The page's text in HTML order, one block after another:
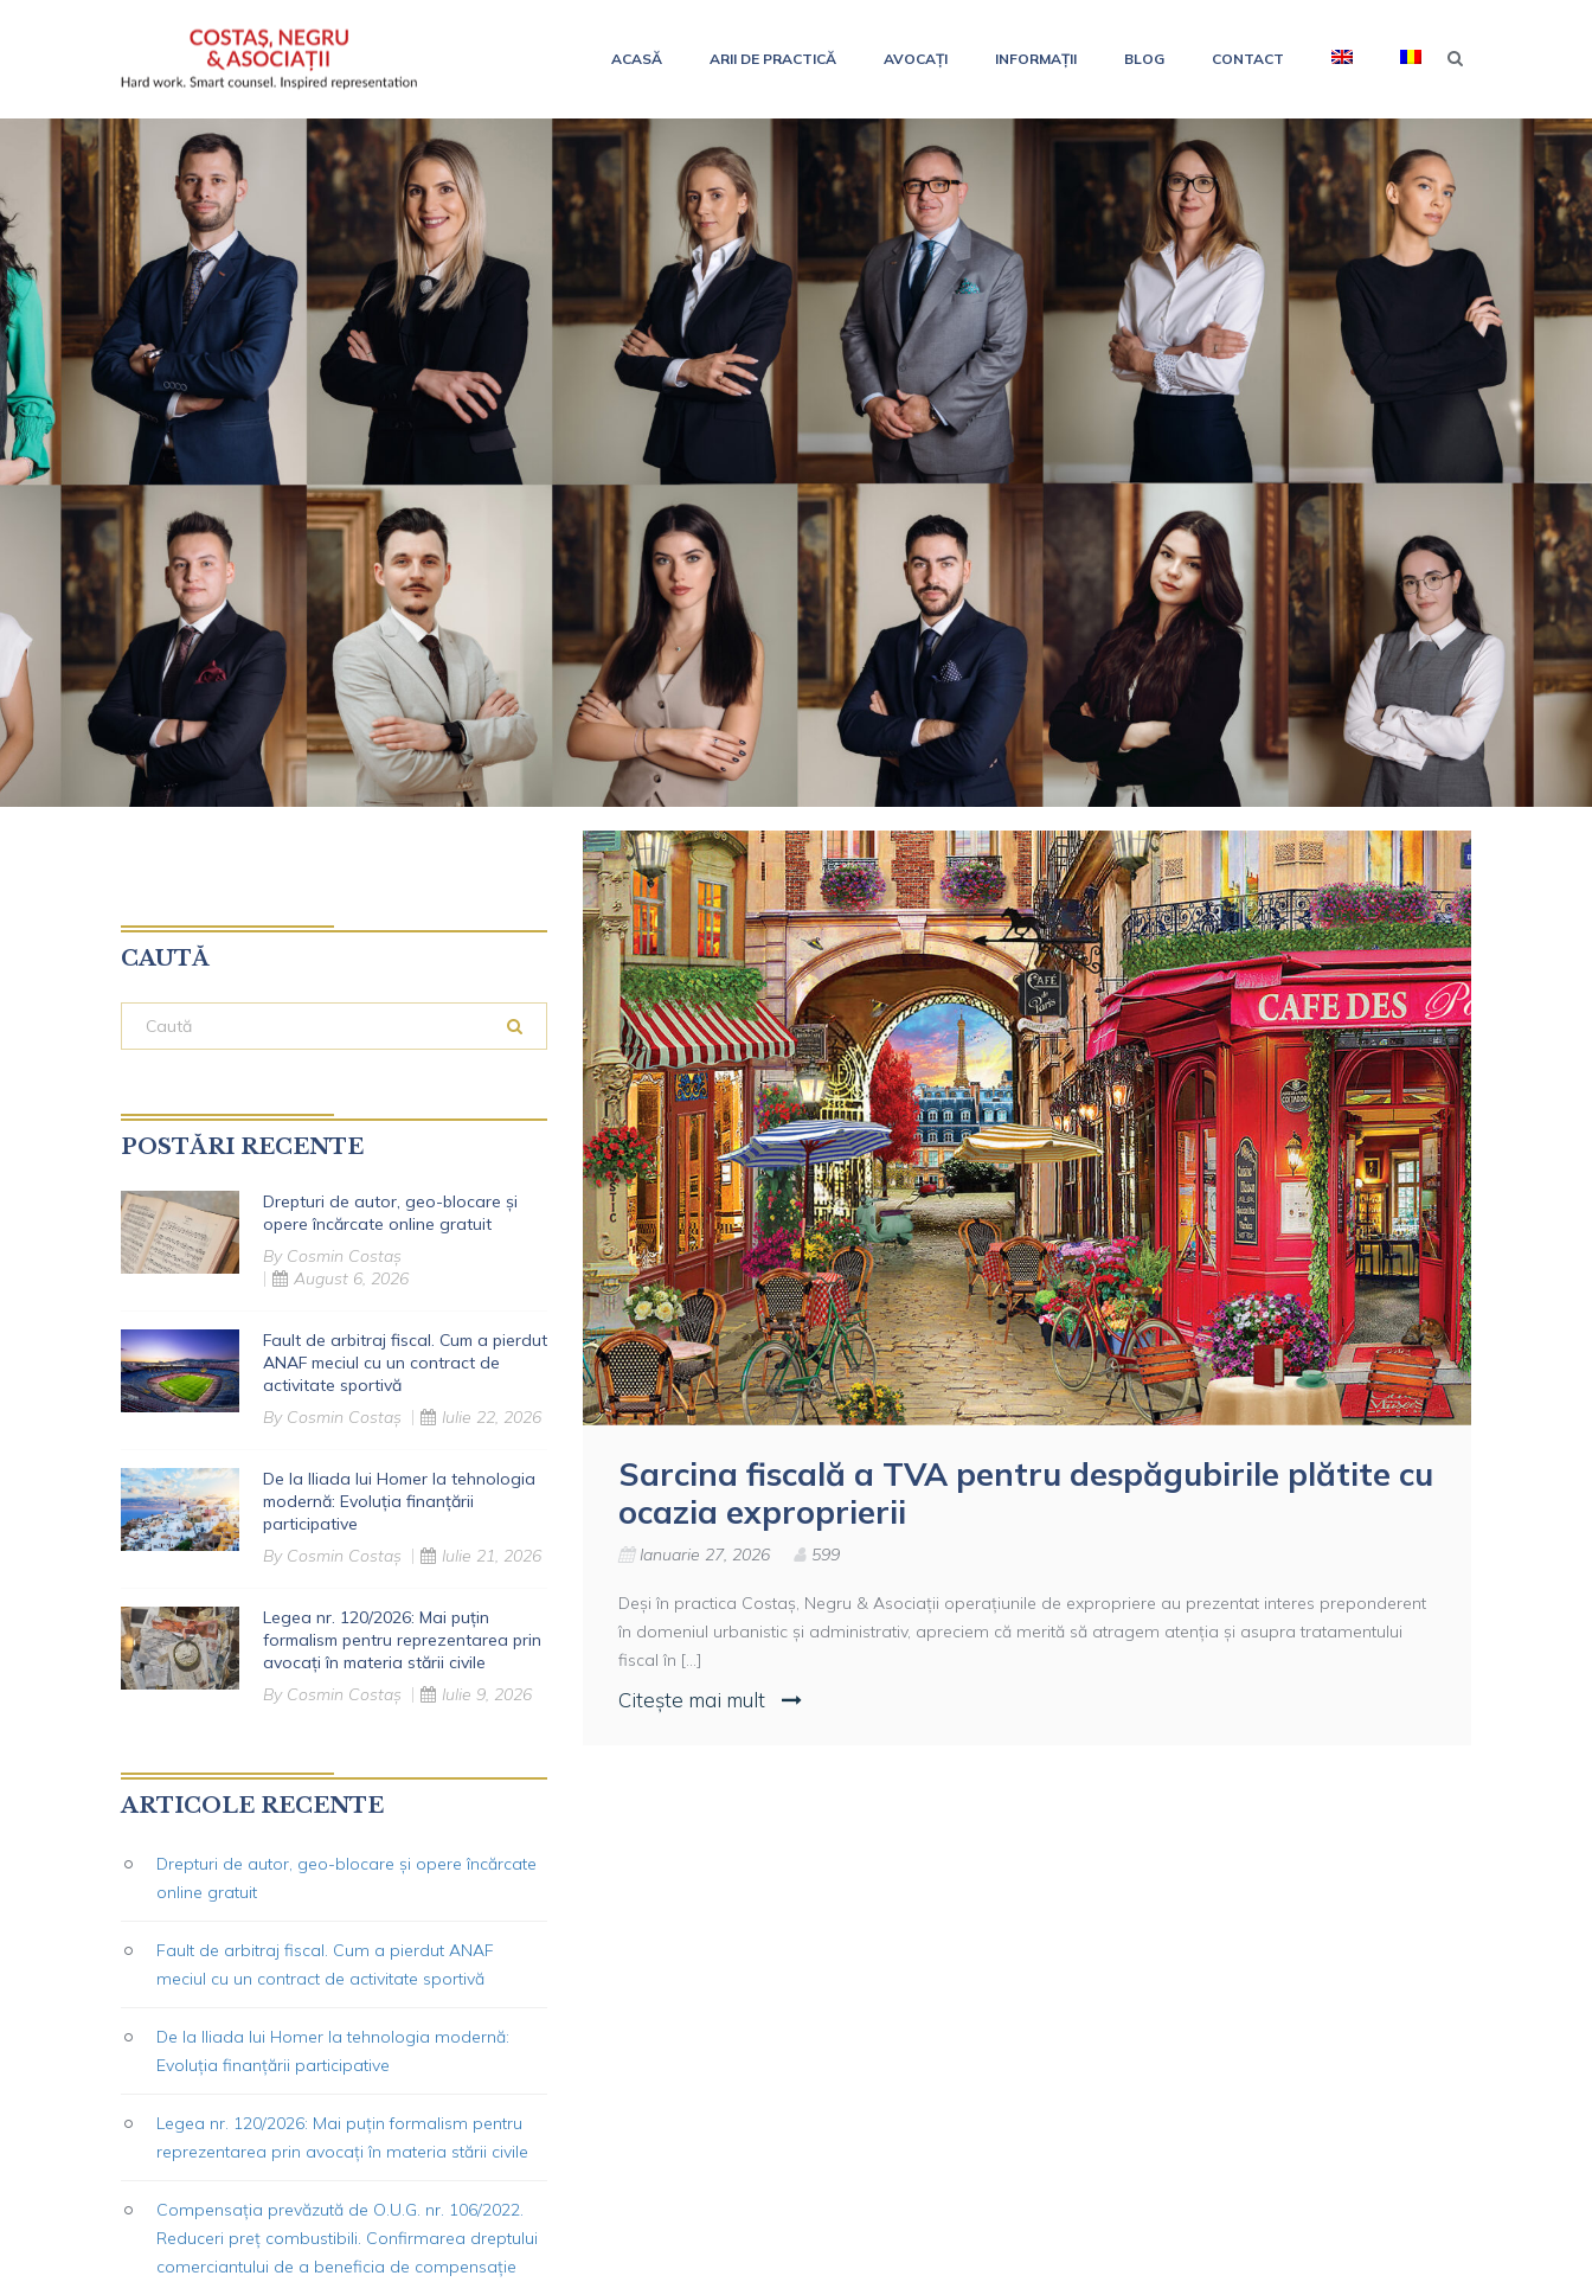
ACASĂ ARII DE PRACTICĂ AVOCAȚI INFORMAȚII BLOG CONTACT
Sarcina fiscală a TVA pentru despăgubirile plătite cu
ocazia exproprierii
Ianuarie 27, 2026 599
Deși în practica Costaș, Negru & Asociații operațiunile de expropriere au prezentat interes preponderent
în domeniul urbanistic și administrativ, apreciem că merită să atragem atenția și asupra tratamentului
fiscal în [...]
Citește mai mult
CAUTĂ
POSTĂRI RECENTE
Drepturi de autor, geo-blocare și
opere încărcate online gratuit
By Cosmin Costaș
August 6, 2026
Fault de arbitraj fiscal. Cum a pierdut
ANAF meciul cu un contract de
activitate sportivă
By Cosmin Costaș Iulie 22, 2026
De la Iliada lui Homer la tehnologia
modernă: Evoluția finanțării
participative
By Cosmin Costaș Iulie 21, 2026
Legea nr. 120/2026: Mai puțin
formalism pentru reprezentarea prin
avocați în materia stării civile
By Cosmin Costaș Iulie 9, 2026
ARTICOLE RECENTE
Drepturi de autor, geo-blocare și opere încărcate
online gratuit
Fault de arbitraj fiscal. Cum a pierdut ANAF
meciul cu un contract de activitate sportivă
De la Iliada lui Homer la tehnologia modernă:
Evoluția finanțării participative
Legea nr. 120/2026: Mai puțin formalism pentru
reprezentarea prin avocați în materia stării civile
Compensația prevăzută de O.U.G. nr. 106/2022.
Reduceri preț combustibili. Confirmarea dreptului
comerciantului de a beneficia de compensație